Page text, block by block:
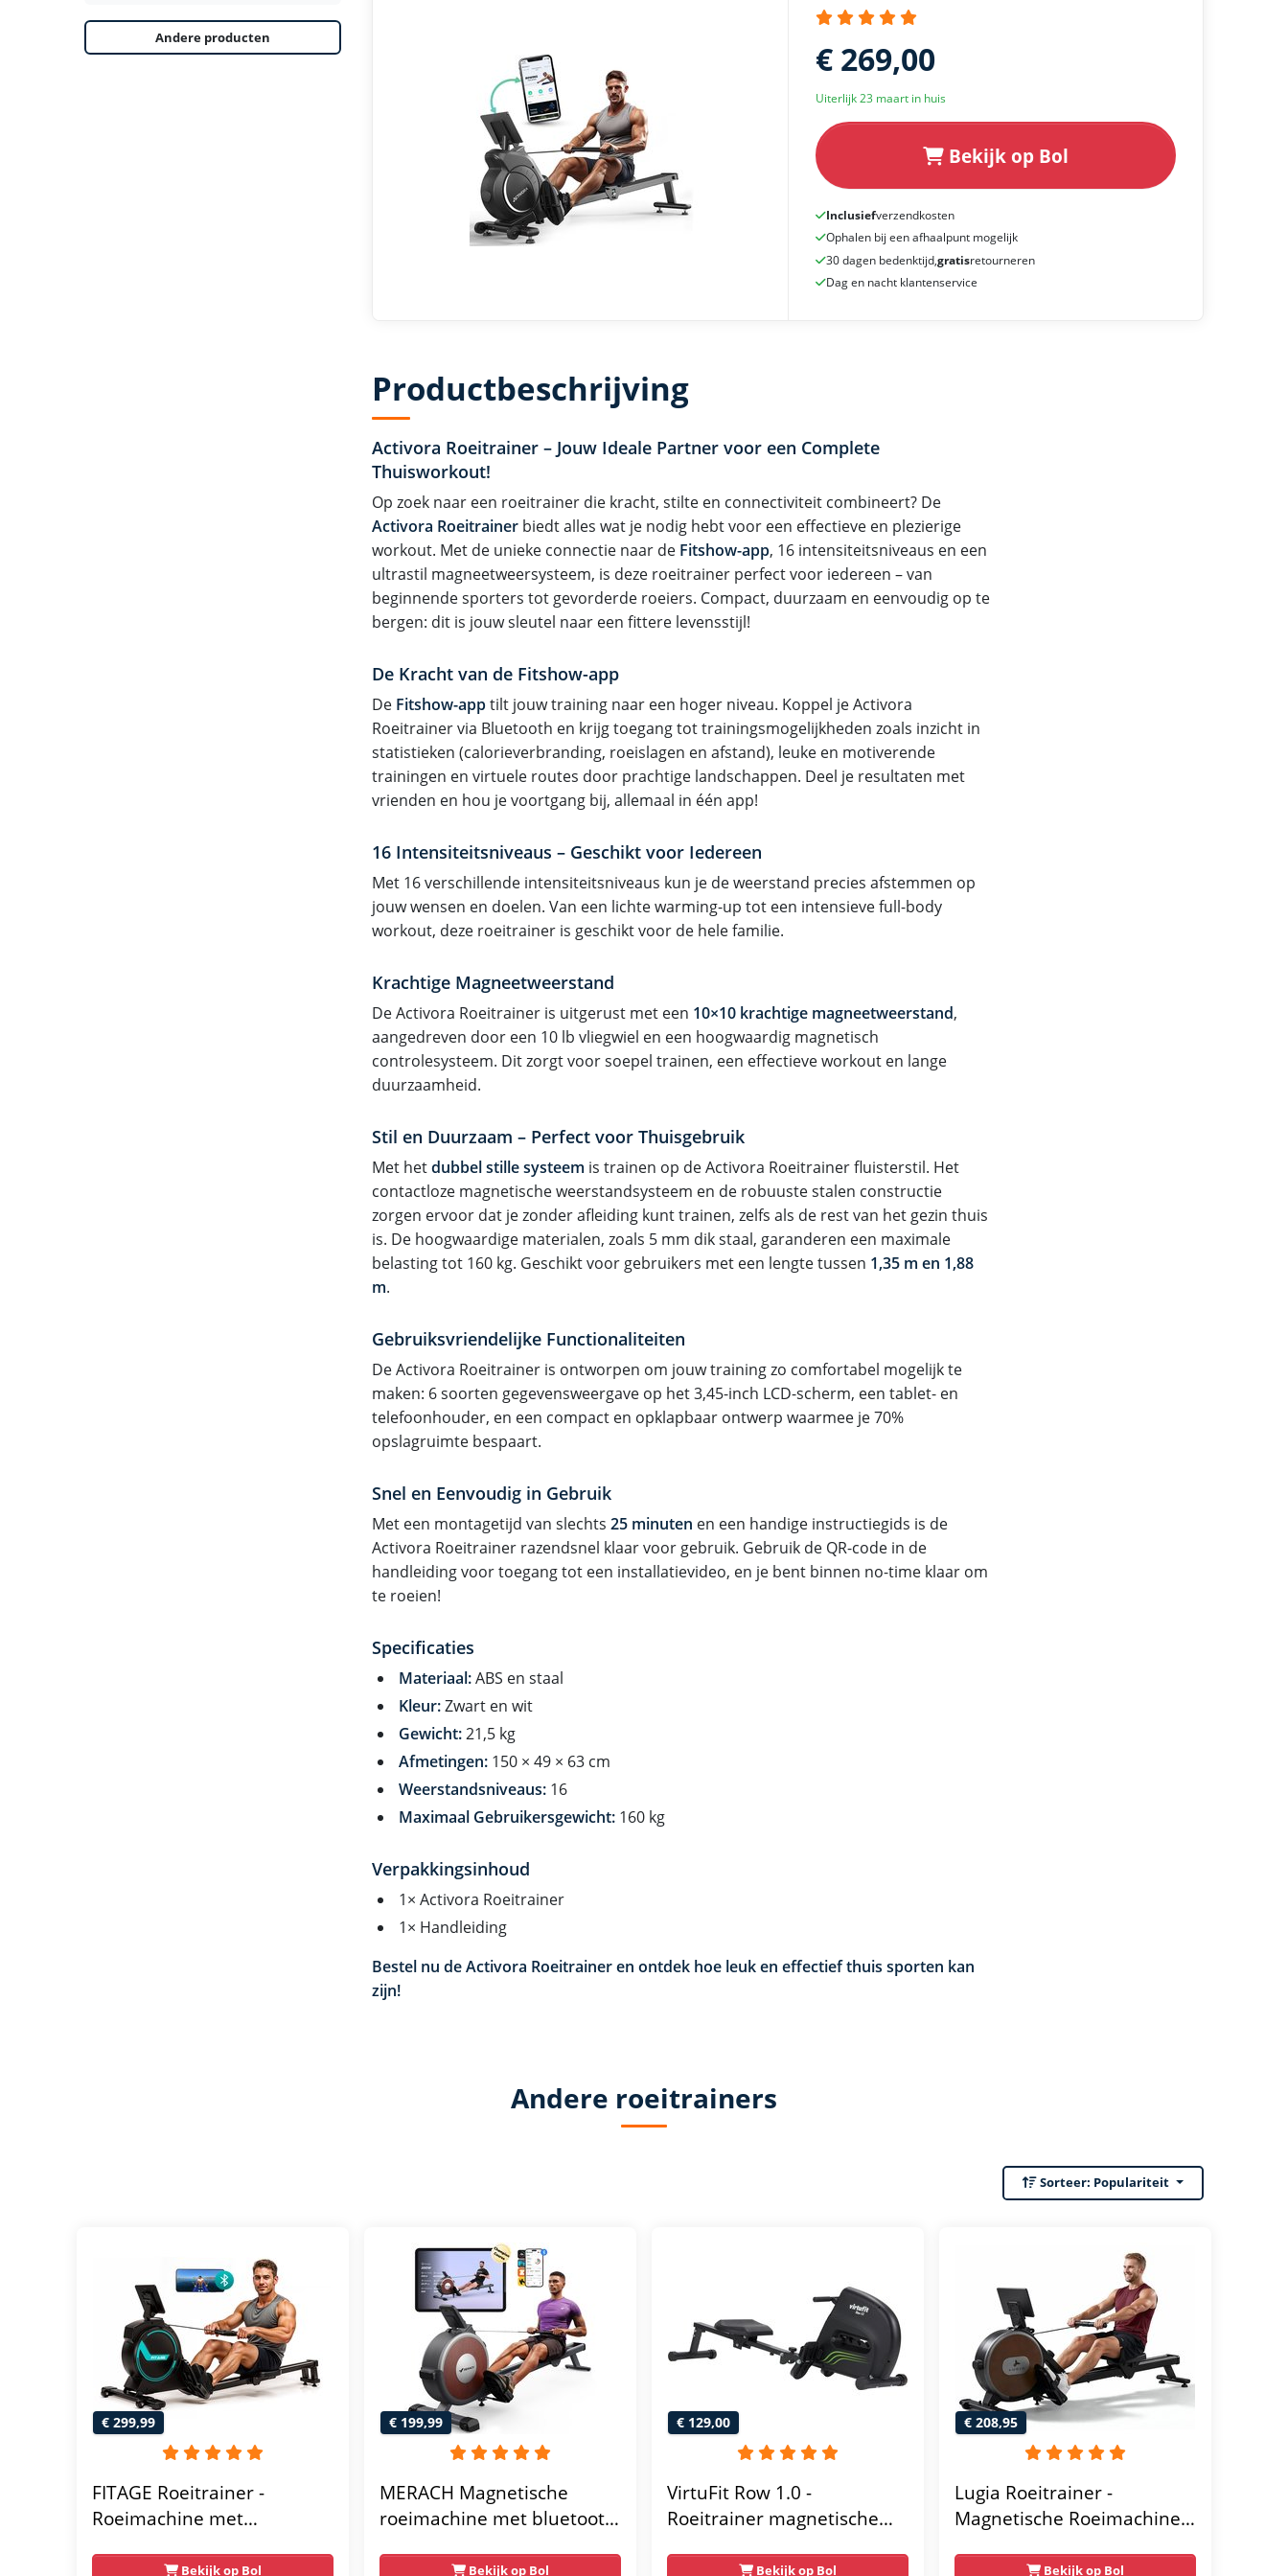
Andere producten
€ 269,00
Uiterlijk 23 maart in huis
Bekijk op Bol
Inclusiefverzendkosten
Ophalen bij een afhaalpunt mogelijk
30 dagen bedenktijd,gratisretourneren
Dag en nacht klantenservice
Productbeschrijving
Activora Roeitrainer – Jouw Ideale Partner voor een Complete
Thuisworkout!
Op zoek naar een roeitrainer die kracht, stilte en connectiviteit combineert? De
Activora Roeitrainer biedt alles wat je nodig hebt voor een effectieve en plezierige
workout. Met de unieke connectie naar de Fitshow-app, 16 intensiteitsniveaus en een
ultrastil magneetweersysteem, is deze roeitrainer perfect voor iedereen – van
beginnende sporters tot gevorderde roeiers. Compact, duurzaam en eenvoudig op te
bergen: dit is jouw sleutel naar een fittere levensstijl!
De Kracht van de Fitshow-app
De Fitshow-apptilt jouw training naar een hoger niveau. Koppel je Activora
Roeitrainer via Bluetooth en krijg toegang tot trainingsmogelijkheden zoals inzicht in
statistieken (calorieverbranding, roeislagen en afstand), leuke en motiverende
trainingen en virtuele routes door prachtige landschappen. Deel je resultaten met
vrienden en hou je voortgang bij, allemaal in één app!
16 Intensiteitsniveaus – Geschikt voor Iedereen
Met 16 verschillende intensiteitsniveaus kun je de weerstand precies afstemmen op
jouw wensen en doelen. Van een lichte warming-up tot een intensieve full-body
workout, deze roeitrainer is geschikt voor de hele familie.
Krachtige Magneetweerstand
De Activora Roeitrainer is uitgerust met een 10×10 krachtige magneetweerstand,
aangedreven door een 10 lb vliegwiel en een hoogwaardig magnetisch
controlesysteem. Dit zorgt voor soepel trainen, een effectieve workout en lange
duurzaamheid.
Stil en Duurzaam – Perfect voor Thuisgebruik
Met hetdubbel stille systeem is trainen op de Activora Roeitrainer fluisterstil. Het
contactloze magnetische weerstandsysteem en de robuuste stalen constructie
zorgen ervoor dat je zonder afleiding kunt trainen, zelfs als de rest van het gezin thuis
is. De hoogwaardige materialen, zoals 5 mm dik staal, garanderen een maximale
belasting tot 160 kg. Geschikt voor gebruikers met een lengte tussen 1,35 m en 1,88
m.
Gebruiksvriendelijke Functionaliteiten
De Activora Roeitrainer is ontworpen om jouw training zo comfortabel mogelijk te
maken: 6 soorten gegevensweergave op het 3,45-inch LCD-scherm, een tablet- en
telefoonhouder, en een compact en opklapbaar ontwerp waarmee je 70%
opslagruimte bespaart.
Snel en Eenvoudig in Gebruik
Met een montagetijd van slechts 25 minuten en een handige instructiegids is de
Activora Roeitrainer razendsnel klaar voor gebruik. Gebruik de QR-code in de
handleiding voor toegang tot een installatievideo, en je bent binnen no-time klaar om
te roeien!
Specificaties
Materiaal:ABS en staal
Kleur:Zwart en wit
Gewicht:21,5 kg
Afmetingen: 150 × 49 × 63 cm
Weerstandsniveaus: 16
Maximaal Gebruikersgewicht: 160 kg
Verpakkingsinhoud
1× Activora Roeitrainer
1× Handleiding
Bestel nu de Activora Roeitrainer en ontdek hoe leuk en effectief thuis sporten kan
zijn!
Andere roeitrainers
Sorteer: Populariteit
€ 299,99
FITAGE Roeitrainer -
Roeimachine met
App - Inklapbaar
Bekijk op Bol
€ 199,99
MERACH Magnetische
roeimachine met bluetooth
Stille roeitrainer voor thuis
Bekijk op Bol
€ 129,00
VirtuFit Row 1.0 -
Roeitrainer magnetische
LCD-scherm - 4Bekijk op Bol
€ 208,95
Lugia Roeitrainer -
Magnetische Roeimachine -
Geschikt voor lange
Bekijk op Bol